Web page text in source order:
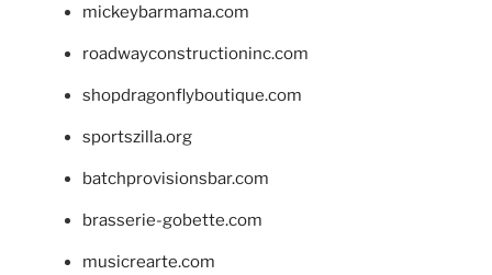
mickeybarmama.com
roadwayconstructioninc.com
shopdragonflyboutique.com
sportszilla.org
batchprovisionsbar.com
brasserie-gobette.com
musicrearte.com